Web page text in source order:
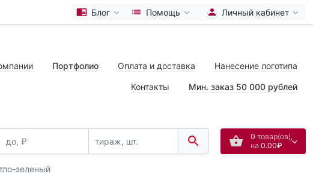
Блог Помощь Личный кабинет
Портфолио Оплата и доставка Нанесение логотипа
Контакты Мин. заказ 50 000 рублей
0 товар(ов),
на 0.00₽
зеленый